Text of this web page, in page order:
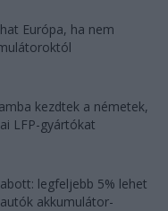
Európa, ha nem
kezdtek a németek,
LFP-gyártókat
legfeljebb 5% lehet
akkumulátor-